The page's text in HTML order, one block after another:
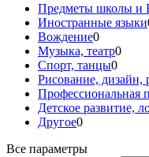
Предметы школы и
Иностранные языки
Вождение0
Музыка, театр0
Спорт, танцы0
Рисование, дизайн,
Профессиональная
Детское развитие,
Другое0
Все параметры